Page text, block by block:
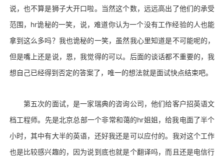
说，也不算是狮子大开口啦。当然这个数，远远高出了他们的承受
范围，hr诡秘的一笑，说，难道你认为一个没有工作经验的人也能
拿到这么多吗？我也诡秘的一笑，虽然我心里知道是不可能呢的，
但是嘴上还是说，恩，我觉得的可以。后面的谈话都不重要的，我
想自己已经得到否定的答案了，唯一的想法就是面试快点结束吧。
第五次的面试，是一家瑞典的咨询公司，他们给客户招英语文
档工程师。先是北京总部一个非常和蔼的hr姐姐，给我电面了半个
小时，其中有大半的英语，还好我还是可以应付的。我对这个工作
也是比较感兴趣的，因为说到底也就是个翻译吗，而且还是电信行